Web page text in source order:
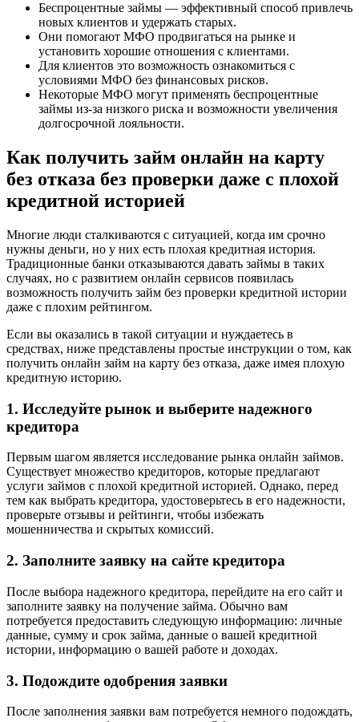
Беспроцентные займы — эффективный способ привлечь
новых клиентов и удержать старых.
Они помогают МФО продвигаться на рынке и
установить хорошие отношения с клиентами.
Для клиентов это возможность ознакомиться с
условиями МФО без финансовых рисков.
Некоторые МФО могут применять беспроцентные
займы из-за низкого риска и возможности увеличения
долгосрочной лояльности.
Как получить займ онлайн на карту
без отказа без проверки даже с плохой
кредитной историей
Многие люди сталкиваются с ситуацией, когда им срочно
нужны деньги, но у них есть плохая кредитная история.
Традиционные банки отказываются давать займы в таких
случаях, но с развитием онлайн сервисов появилась
возможность получить займ без проверки кредитной истории
даже с плохим рейтингом.
Если вы оказались в такой ситуации и нуждаетесь в
средствах, ниже представлены простые инструкции о том, как
получить онлайн займ на карту без отказа, даже имея плохую
кредитную историю.
1. Исследуйте рынок и выберите надежного
кредитора
Первым шагом является исследование рынка онлайн займов.
Существует множество кредиторов, которые предлагают
услуги займов с плохой кредитной историей. Однако, перед
тем как выбрать кредитора, удостоверьтесь в его надежности,
проверьте отзывы и рейтинги, чтобы избежать
мошенничества и скрытых комиссий.
2. Заполните заявку на сайте кредитора
После выбора надежного кредитора, перейдите на его сайт и
заполните заявку на получение займа. Обычно вам
потребуется предоставить следующую информацию: личные
данные, сумму и срок займа, данные о вашей кредитной
истории, информацию о вашей работе и доходах.
3. Подождите одобрения заявки
После заполнения заявки вам потребуется немного подождать,